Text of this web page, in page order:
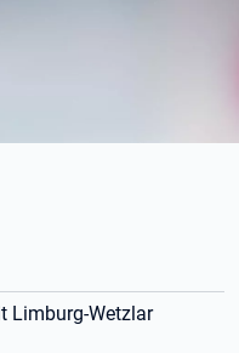
Limburg-Wetzlar